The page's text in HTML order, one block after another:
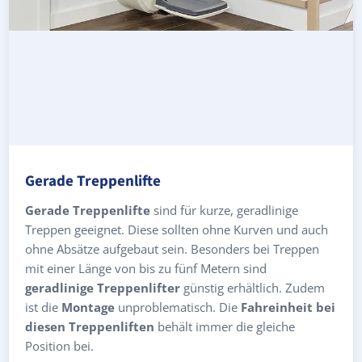
Gerade Treppenlifte
Gerade Treppenlifte sind für kurze, geradlinige
Treppen geeignet. Diese sollten ohne Kurven und auch
ohne Absätze aufgebaut sein. Besonders bei Treppen
mit einer Länge von bis zu fünf Metern sind
geradlinige Treppenlifter günstig erhältlich. Zudem
ist die Montage unproblematisch. Die Fahreinheit bei
diesen Treppenliften behält immer die gleiche
Position bei.